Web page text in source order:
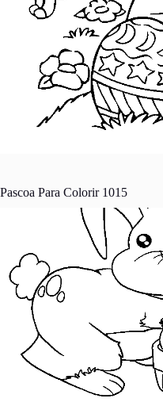
Pascoa Para Colorir 1015